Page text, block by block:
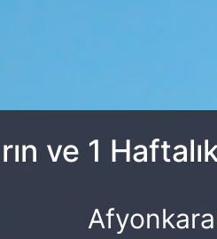
ve 1